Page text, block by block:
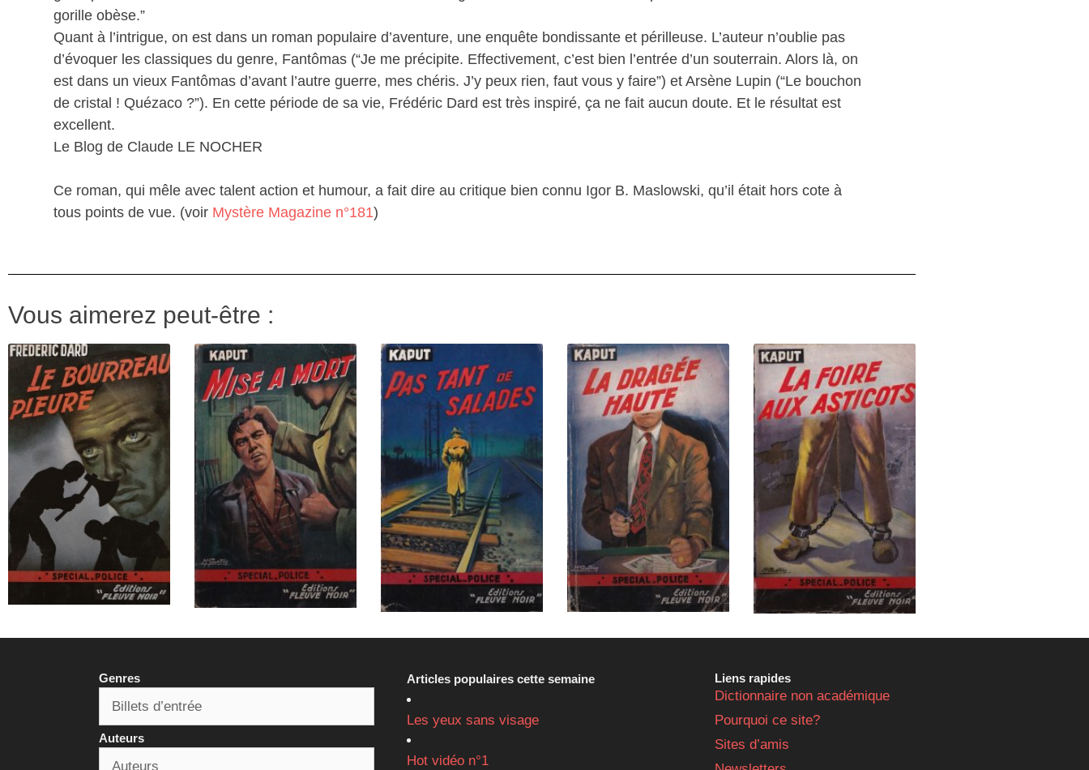
gorille obèse.”
Quant à l’intrigue, on est dans un roman populaire d’aventure, une enquête bondissante et périlleuse. L’auteur n’oublie pas
d’évoquer les classiques du genre, Fantômas (“Je me précipite. Effectivement, c’est bien l’entrée d’un souterrain. Alors là, on
est dans un vieux Fantômas d’avant l’autre guerre, mes chéris. J’y peux rien, faut vous y faire”) et Arsène Lupin (“Le bouchon
de cristal ! Quézaco ?”). En cette période de sa vie, Frédéric Dard est très inspiré, ça ne fait aucun doute. Et le résultat est
excellent.
Le Blog de Claude LE NOCHER
Ce roman, qui mêle avec talent action et humour, a fait dire au critique bien connu Igor B. Maslowski, qu’il était hors cote à
tous points de vue. (voir Mystère Magazine n°181)
Vous aimerez peut-être :
Genres
Auteurs
Articles populaires cette semaine
Les yeux sans visage
Hot vidéo n°1
Liens rapides
Dictionnaire non académique
Pourquoi ce site?
Sites d’amis